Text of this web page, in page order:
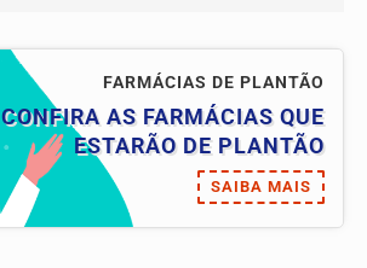
FARMÁCIAS DE PLANTÃO
CONFIRA AS FARMÁCIAS QUE
ESTARÃO DE PLANTÃO
SAIBA MAIS